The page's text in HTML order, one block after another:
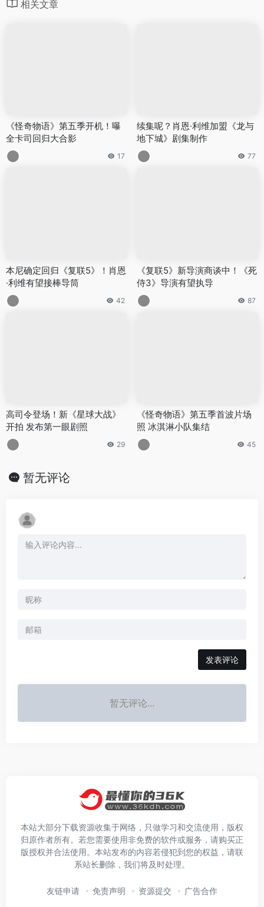
相关文章
《怪奇物语》第五季开机！曝
全卡司回归大合影
17
续集呢？肖恩·利维加盟《龙与
地下城》剧集制作
77
本尼确定回归《复联5》！肖恩
·利维有望接棒导筒
42
《复联5》新导演商谈中！《死
侍3》导演有望执导
87
高司令登场！新《星球大战》
开拍 发布第一眼剧照
29
《怪奇物语》第五季首波片场
照 冰淇淋小队集结
45
暂无评论
发表评论
暂无评论...
本站大部分下载资源收集于网络，只做学习和交流使用，版权
归原作者所有。若您需要使用非免费的软件或服务，请购买正
版授权并合法使用。本站发布的内容若侵犯到您的权益，请联
系站长删除，我们将及时处理。
友链申请 免责声明 资源提交 广告合作